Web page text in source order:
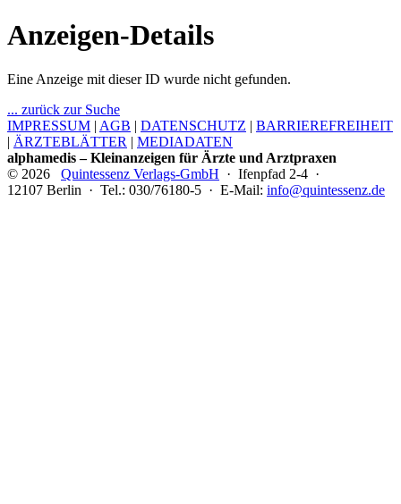
Anzeigen-Details
Eine Anzeige mit dieser ID wurde nicht gefunden.
... zurück zur Suche
IMPRESSUM | AGB | DATENSCHUTZ | BARRIEREFREIHEIT
| ÄRZTEBLÄTTER | MEDIADATEN
alphamedis – Kleinanzeigen für Ärzte und Arztpraxen
© 2026 Quintessenz Verlags-GmbH · Ifenpfad 2-4 ·
12107 Berlin · Tel.: 030/76180-5 · E-Mail: info@quintessenz.de